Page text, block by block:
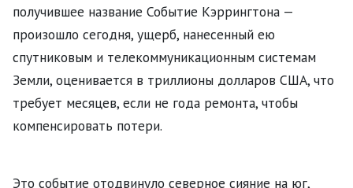
получившее название Событие Кэррингтона —
произошло сегодня, ущерб, нанесенный ею
спутниковым и телекоммуникационным системам
Земли, оценивается в триллионы долларов США, что
требует месяцев, если не года ремонта, чтобы
компенсировать потери.
Это событие отодвинуло северное сияние на юг,